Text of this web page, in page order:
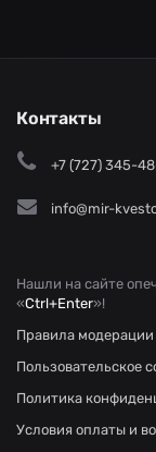
Контакты
+7 (727) 345-
info@mir-
Нашли на сайте
«Ctrl+Enter»!
Правила модерации
Пользовательское
Политика
Условия оплаты и